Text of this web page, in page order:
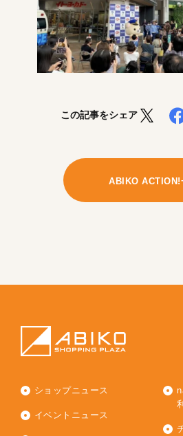
この記事をシェア
ABIKO ACTION!
ショップニュース
イベントニュース